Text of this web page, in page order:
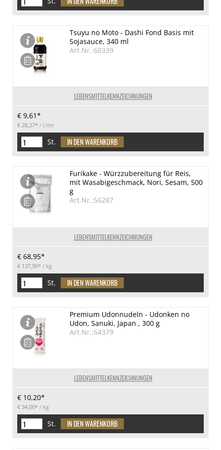
LEBENSMITTELKENNZEICHNUNGEN
Tsuyu no Moto - Dashi Fond Basis mit
Sojasauce, 340 ml
Art.Nr.:60339
€ 9,61*
€ 28,27* / Liter
St.
LEBENSMITTELKENNZEICHNUNGEN
Furikake - Würzzubereitung für Reis,
mit Wasabigeschmack, Nori, Sesam, 500
g
Art.Nr.:56287
€ 68,95*
€ 137,90* / kg
St.
LEBENSMITTELKENNZEICHNUNGEN
Premium Udonnudeln - Udonken no
Udon, Sanuki, Japan , 300 g
Art.Nr.:64379
€ 10,20*
€ 34,00* / kg
St.